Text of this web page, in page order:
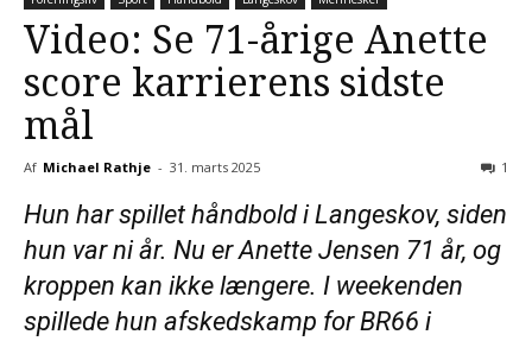
Video: Se 71-årige Anette
score karrierens sidste
mål
Af Michael Rathje - 31. marts 2025 1
Hun har spillet håndbold i Langeskov, siden
hun var ni år. Nu er Anette Jensen 71 år, og
kroppen kan ikke længere. I weekenden
spillede hun afskedskamp for BR66 i